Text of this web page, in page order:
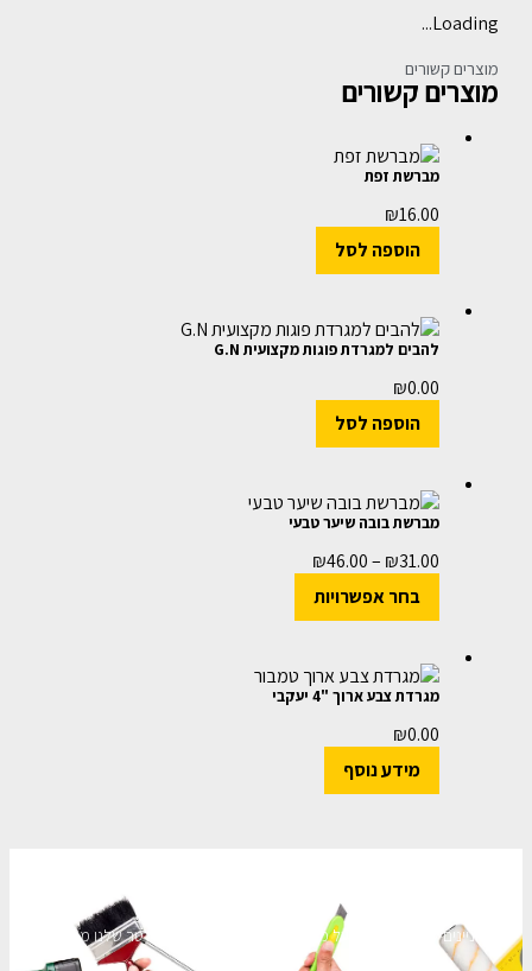
Loading...
מוצרים קשורים
מוצרים קשורים
מברשת זפת
₪16.00
הוספה לסל
להבים למגרדת פוגות מקצועית G.N
₪0.00
הוספה לסל
מברשת בובה שיער טבעי
₪31.00
–
₪46.00
בחר אפשרויות
מגרדת צבע ארוך "4 יעקבי
₪0.00
מידע נוסף
השארו מעודכנים
מעוניינים לקבל עדכונים על מבצעים והנחות הירשמו לניוזלטר שלנו מבטיחים